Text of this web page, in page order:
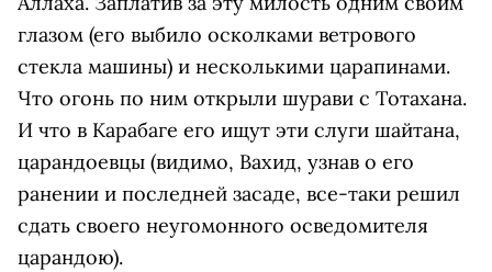
глазом (его выбило осколками ветрового
стекла машины) и несколькими царапинами.
Что огонь по ним открыли шурави с Тотахана.
И что в Карабаге его ищут эти слуги шайтана,
царандоевцы (видимо, Вахид, узнав о его
ранении и последней засаде, все-таки решил
сдать своего неугомонного осведомителя
царандою).